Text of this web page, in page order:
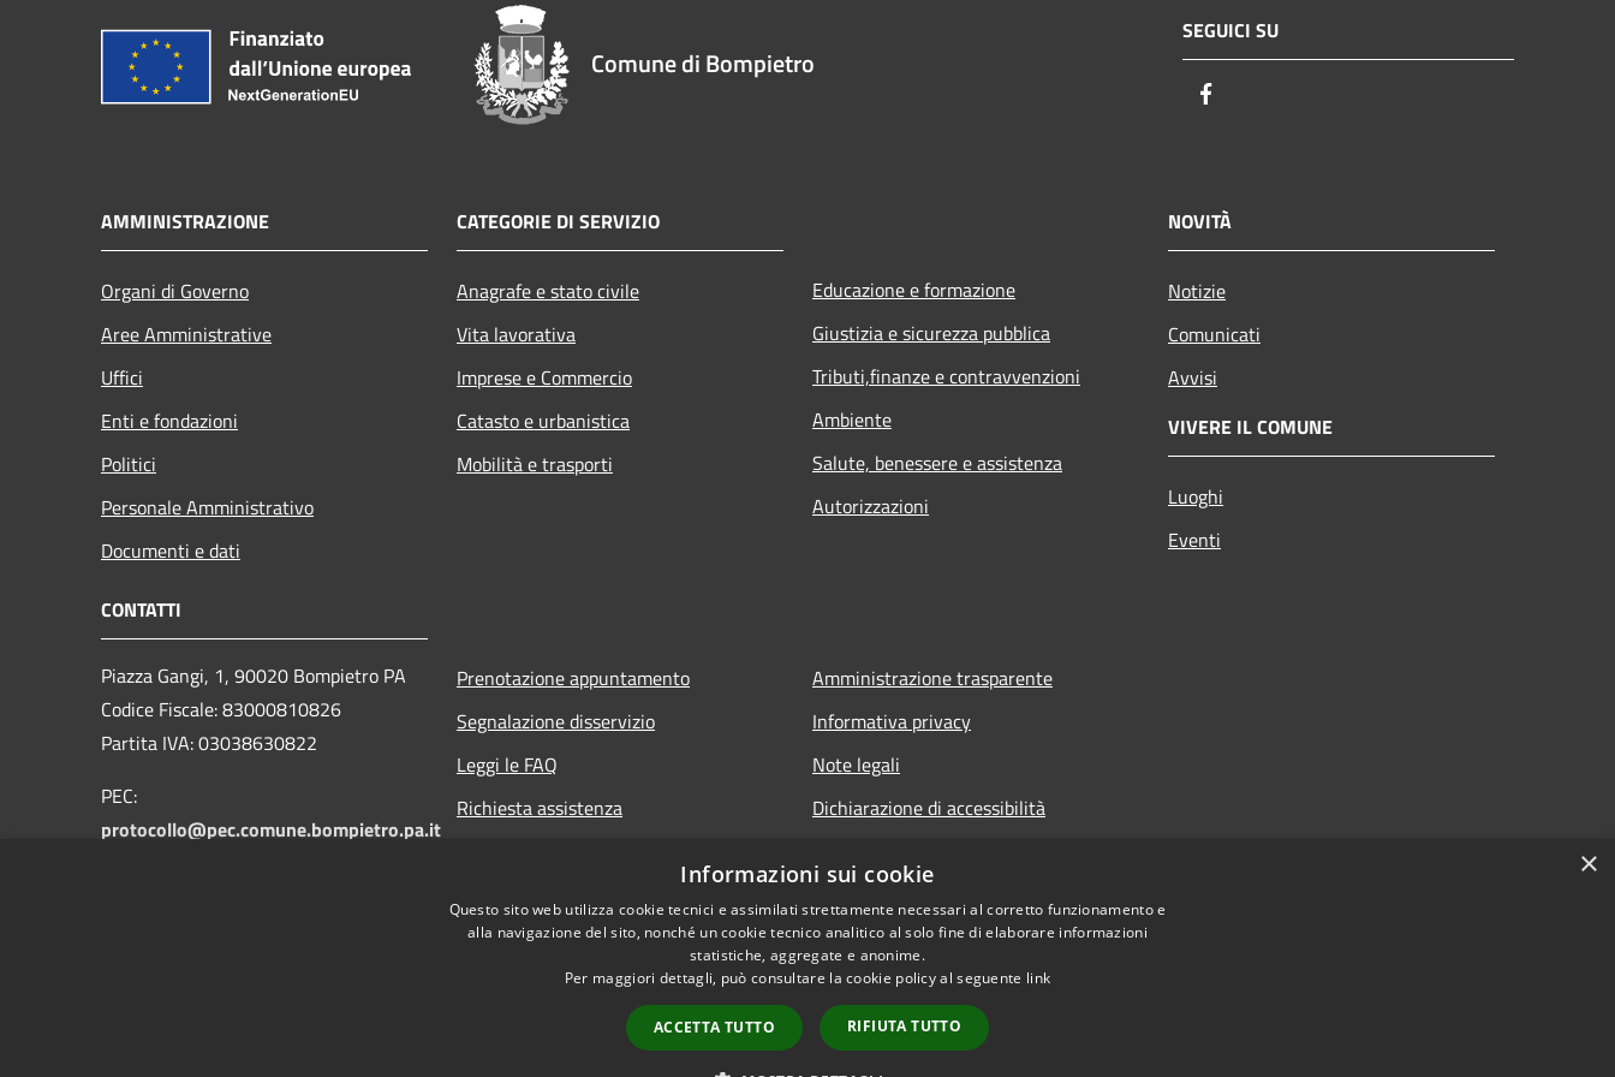
Comune di Bompietro
SEGUICI SU
AMMINISTRAZIONE
Organi di Governo
Aree Amministrative
Uffici
Enti e fondazioni
Politici
Personale Amministrativo
Documenti e dati
CATEGORIE DI SERVIZIO
Anagrafe e stato civile
Vita lavorativa
Imprese e Commercio
Catasto e urbanistica
Mobilità e trasporti
Educazione e formazione
Giustizia e sicurezza pubblica
Tributi,finanze e contravvenzioni
Ambiente
Salute, benessere e assistenza
Autorizzazioni
NOVITÀ
Notizie
Comunicati
Avvisi
VIVERE IL COMUNE
Luoghi
Eventi
CONTATTI
Piazza Gangi, 1, 90020 Bompietro PA
Codice Fiscale: 83000810826
Partita IVA: 03038630822
PEC:
protocollo@pec.comune.bompietro.pa.it
Prenotazione appuntamento
Segnalazione disservizio
Leggi le FAQ
Richiesta assistenza
Amministrazione trasparente
Informativa privacy
Note legali
Dichiarazione di accessibilità
×
Informazioni sui cookie
Questo sito web utilizza cookie tecnici e assimilati strettamente necessari al corretto funzionamento e
alla navigazione del sito, nonché un cookie tecnico analitico al solo fine di elaborare informazioni
statistiche, aggregate e anonime.
Per maggiori dettagli, può consultare la cookie policy al seguente link
ACCETTA TUTTO RIFIUTA TUTTO